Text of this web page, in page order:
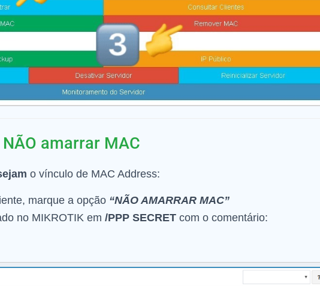
amarrar MAC
o vínculo de MAC Address:
marque a opção “NÃO AMARRAR MAC”
no MIKROTIK em /PPP SECRETcom o comentário: